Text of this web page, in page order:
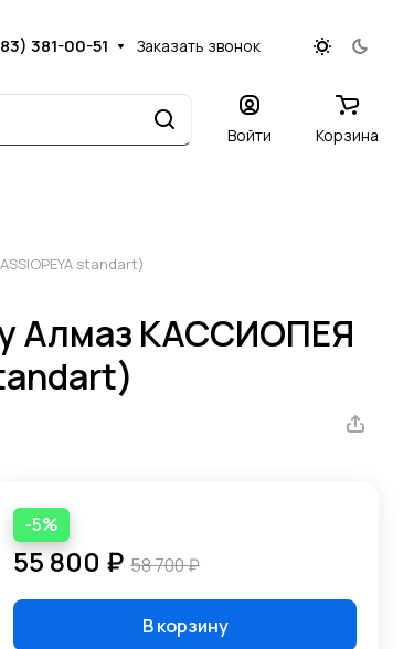
381-00-51 Заказать звонок
Войти Корзина
standart)
Алмаз КАССИОПЕЯ
-5%
55 800 ₽ 58 700 ₽
В корзину